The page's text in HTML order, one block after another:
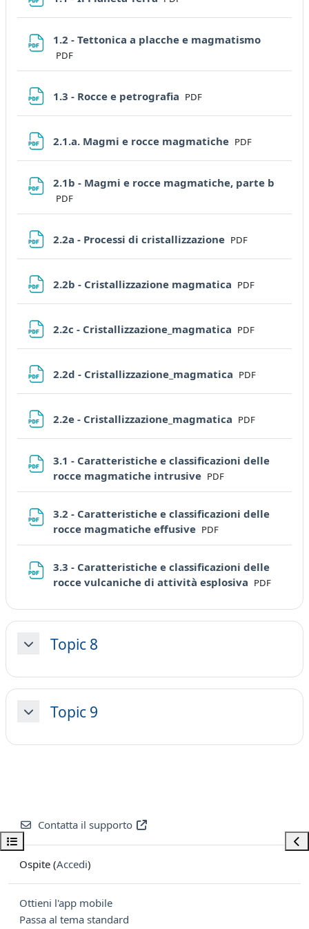
Apri indice del corso
1.2 - Tettonica a placche e magmatismoFile
PDF
1.3 - Rocce e petrografia File
PDF
2.1.a. Magmi e rocce magmatiche File
PDF
2.1b - Magmi e rocce magmatiche, parte b
PDF
2.2a - Processi di cristallizzazione File
PDF
2.2b - Cristallizzazione magmatica File
PDF
2.2c - Cristallizzazione_magmatica File
PDF
2.2d - Cristallizzazione_magmatica File
PDF
2.2e - Cristallizzazione_magmatica File
PDF
3.1 - Caratteristiche e classificazioni delle
rocce magmatiche intrusive File
PDF
3.2 - Caratteristiche e classificazioni delle
rocce magmatiche effusive File
PDF
3.3 - Caratteristiche e classificazioni delle
rocce vulcaniche di attività esplosiva File
PDF
MinimizzaTopic 8
MinimizzaTopic 9
Contatta il supporto
Ospite (Accedi)
Ottieni l'app mobile
Passa al tema standard